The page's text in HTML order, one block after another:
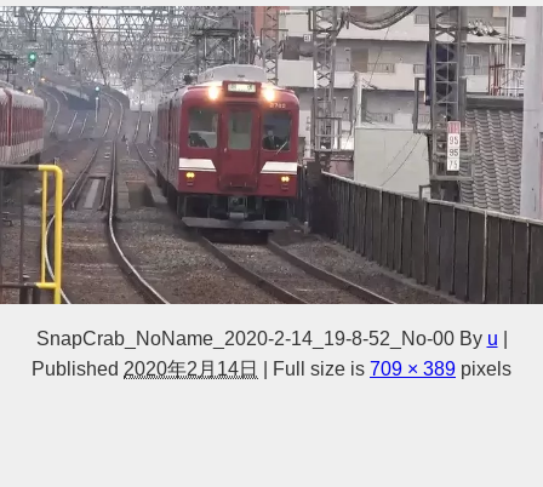
SnapCrab_NoName_2020-2-14_19-8-52_No-00 By u
Published 2020年2月14日 Full size is 709 × 389 pixels